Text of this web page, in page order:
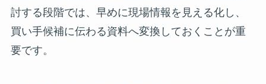
討する段階では、早めに現場情報を見える化し、
買い手候補に伝わる資料へ変換しておくことが重
要です。